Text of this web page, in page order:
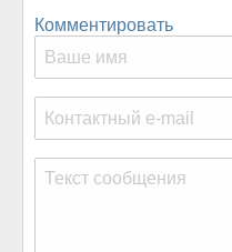
Комментировать